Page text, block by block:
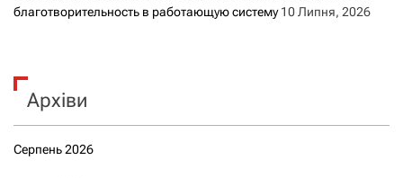
благотворительность в работающую систему 10 Липня, 2026
Архіви
Серпень 2026